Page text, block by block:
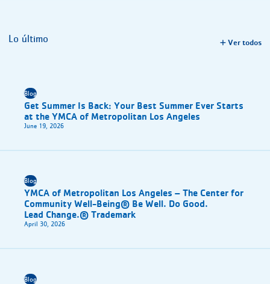
Lo último Ver todos
Blog
Get Summer Is Back: Your Best Summer Ever Starts
at the YMCA of Metropolitan Los Angeles
June 19, 2026
Blog
YMCA of Metropolitan Los Angeles – The Center for
Community Well-Being® Be Well. Do Good.
Lead Change.® Trademark
April 30, 2026
Blog